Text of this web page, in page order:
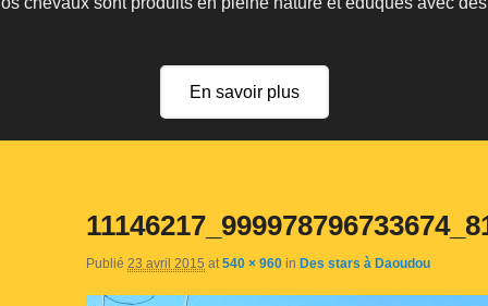
En savoir plus
Publié 23 avril 2015 at540 × 960 in Des stars à Daoudou